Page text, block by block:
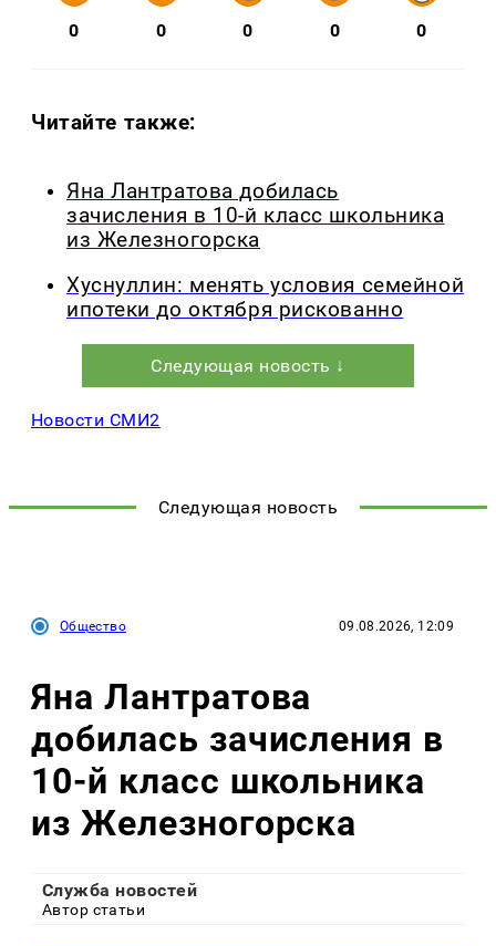
0 0 0 0 0
Читайте также:
Яна Лантратова добилась
зачисления в 10-й класс школьника
из Железногорска
Хуснуллин: менять условия семейной
ипотеки до октября рискованно
Следующая новость ↓
Новости СМИ2
Следующая новость
Общество 09.08.2026, 12:09
Яна Лантратова
добилась зачисления в
10-й класс школьника
из Железногорска
Служба новостей
Автор статьи